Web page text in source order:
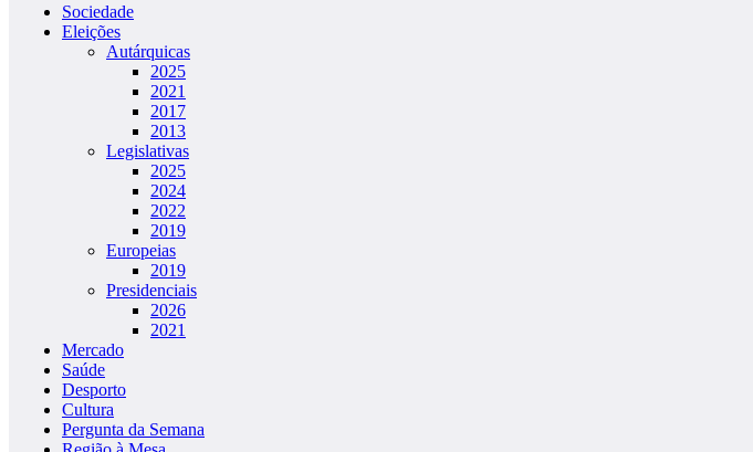
Sociedade
Eleições
Autárquicas
2025
2021
2017
2013
Legislativas
2025
2024
2022
2019
Europeias
2019
Presidenciais
2026
2021
Mercado
Saúde
Desporto
Cultura
Pergunta da Semana